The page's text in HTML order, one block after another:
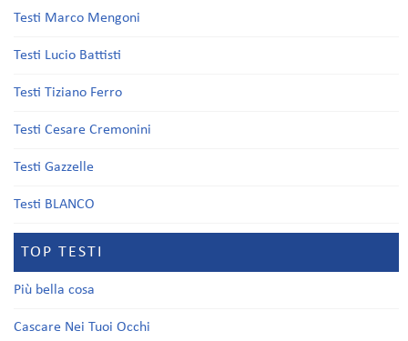
Testi Marco Mengoni
Testi Lucio Battisti
Testi Tiziano Ferro
Testi Cesare Cremonini
Testi Gazzelle
Testi BLANCO
TOP TESTI
Più bella cosa
Cascare Nei Tuoi Occhi